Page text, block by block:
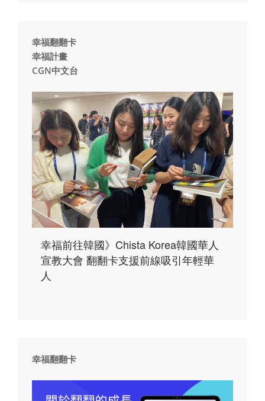
幸福翻翻卡
幸福計畫
CGN中文台
幸福前往韓國》Chista Korea韓國華人
宣教大會 翻翻卡支援前線吸引年輕華
人
幸福翻翻卡